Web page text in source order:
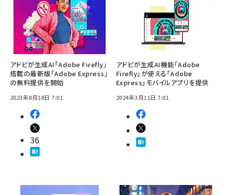
アドビが生成AI「Adobe Firefly」
搭載の最新版「Adobe Express」
の無料提供を開始
2023年8月18日 7:01
36
アドビが生成AI機能「Adobe
Firefly」が使える「Adobe
Express」モバイルアプリを提供
2024年3月11日 7:01